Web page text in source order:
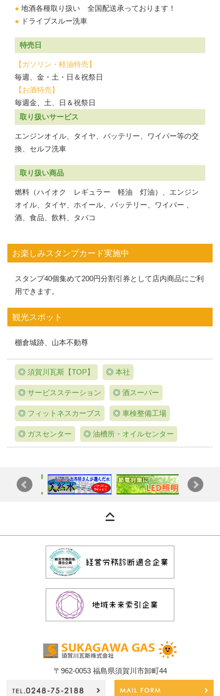
● 地酒各種取り扱い 全国配送承っております！
● ドライブスルー洗車
特売日
【ガソリン・軽油特売】
毎週、金・土・日＆祝祭日
【お酒特売】
毎週金、土、日＆祝祭日
取り扱いサービス
エンジンオイル、タイヤ、バッテリー、ワイパー等の交
換、セルフ洗車
取り扱い商品
燃料（ハイオク レギュラー 軽油 灯油）、エンジン
オイル、タイヤ、ホイール、バッテリー、ワイパー 、
酒、食品、飲料、タバコ
お楽しみスタンプカード実施中
スタンプ40個集めて200円分割引券として店内商品にご利
用できます。
観光スポット
棚倉城跡、山本不動尊
◎ 須賀川瓦斯【TOP】 ◎ 本社
◎ サービスステーション ◎ 酒スーパー
◎ フィットネスカーブス ◎ 車検整備工場
◎ ガスセンター ◎ 油槽所・オイルセンター
〒962-0053 福島県須賀川市卸町44